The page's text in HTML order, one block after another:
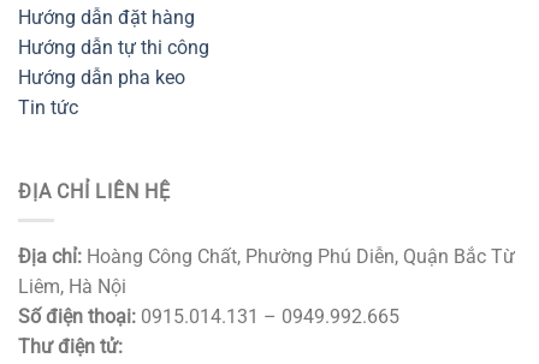
Hướng dẫn đặt hàng
Hướng dẫn tự thi công
Hướng dẫn pha keo
Tin tức
ĐỊA CHỈ LIÊN HỆ
Địa chỉ: Hoàng Công Chất, Phường Phú Diễn, Quận Bắc Từ
Liêm, Hà Nội
Số điện thoại: 0915.014.131 – 0949.992.665
Thư điện tử: